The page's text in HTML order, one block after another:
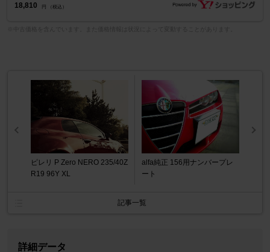
18,810 円 （税込）
ピレリ P Zero NERO 235/40Z
R19 96Y XL
alfa純正 156用ナンバープレ
ート
記事一覧
詳細データ